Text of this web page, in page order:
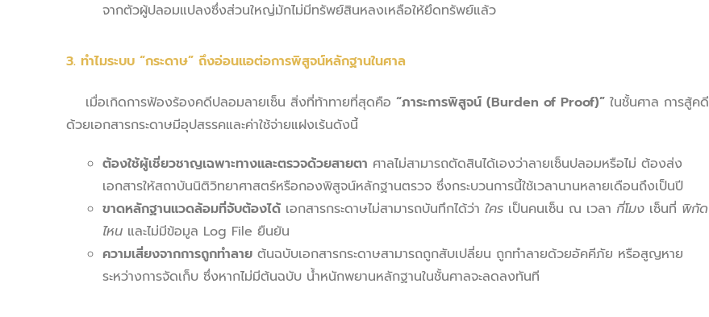
จากตัวผู้ปลอมแปลงซึ่งส่วนใหญ่มักไม่มีทรัพย์สินหลงเหลือให้ยึดทรัพย์แล้ว
3. ทำไมระบบ “กระดาษ” ถึงอ่อนแอต่อการพิสูจน์หลักฐานในศาล
เมื่อเกิดการฟ้องร้องคดีปลอมลายเซ็น สิ่งที่ท้าทายที่สุดคือ “ภาระการพิสูจน์ (Burden of Proof)” ในชั้นศาล การสู้คดี
ด้วยเอกสารกระดาษมีอุปสรรคและค่าใช้จ่ายแฝงเร้นดังนี้
ต้องใช้ผู้เชี่ยวชาญเฉพาะทางและตรวจด้วยสายตา ศาลไม่สามารถตัดสินได้เองว่าลายเซ็นปลอมหรือไม่ ต้องส่ง
เอกสารให้สถาบันนิติวิทยาศาสตร์หรือกองพิสูจน์หลักฐานตรวจ ซึ่งกระบวนการนี้ใช้เวลานานหลายเดือนถึงเป็นปี
ขาดหลักฐานแวดล้อมที่จับต้องได้ เอกสารกระดาษไม่สามารถบันทึกได้ว่า ใคร เป็นคนเซ็น ณ เวลา กี่โมง เซ็นที่ พิกัด
ไหน และไม่มีข้อมูล Log File ยืนยัน
ความเสี่ยงจากการถูกทำลาย ต้นฉบับเอกสารกระดาษสามารถถูกสับเปลี่ยน ถูกทำลายด้วยอัคคีภัย หรือสูญหาย
ระหว่างการจัดเก็บ ซึ่งหากไม่มีต้นฉบับ น้ำหนักพยานหลักฐานในชั้นศาลจะลดลงทันที